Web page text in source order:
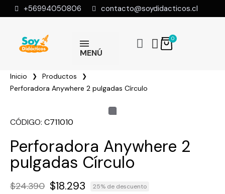
+56994050806 contacto@soydidacticos.cl
MENÚ
Inicio
Productos
Perforadora Anywhere 2 pulgadas Círculo
CÓDIGO C711010
Perforadora Anywhere 2
pulgadas Círculo
$24.390 $18.293 25% de descuento